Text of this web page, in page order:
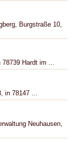
Burgstraße 10,
Hardt im ...
in 78147 ...
Neuhausen,